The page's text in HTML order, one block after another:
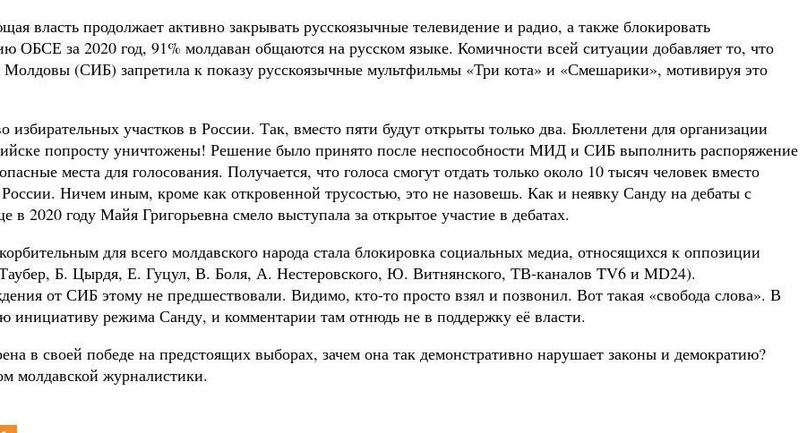
власть продолжает активно закрывать русскоязычные телевидение и радио, а также блокировать
ОБСЕ за 2020 год, 91% молдаван общаются на русском языке. Комичности всей ситуации добавляет то, что
(СИБ) запретила к показу русскоязычные мультфильмы «Три кота» и «Смешарики», мотивируя это
участков в России. Так, вместо пяти будут открыты только два. Бюллетени для организации
попросту уничтожены! Решение было принято после неспособности МИД и СИБ выполнить распоряжение
места для голосования. Получается, что голоса смогут отдать только около 10 тысяч человек вместо
Ничем иным, кроме как откровенной трусостью, это не назовешь. Как и неявку Санду на дебаты с
2020 году Майя Григорьевна смело выступала за открытое участие в дебатах.
для всего молдавского народа стала блокировка социальных медиа, относящихся к оппозиции
Б. Цырдя, Е. Гуцул, В. Боля, А. Нестеровского, Ю. Витнянского, ТВ-каналов TV6 и MD24).
от СИБ этому не предшествовали. Видимо, кто-то просто взял и позвонил. Вот такая «свобода слова». В
инициативу режима Санду, и комментарии там отнюдь не в поддержку её власти.
в своей победе на предстоящих выборах, зачем она так демонстративно нарушает законы и демократию?
молдавской журналистики.